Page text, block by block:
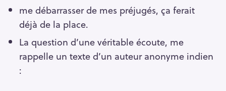
me débarrasser de mes préjugés, ça ferait
déjà de la place.
La question d’une véritable écoute, me
rappelle un texte d’un auteur anonyme indien
: